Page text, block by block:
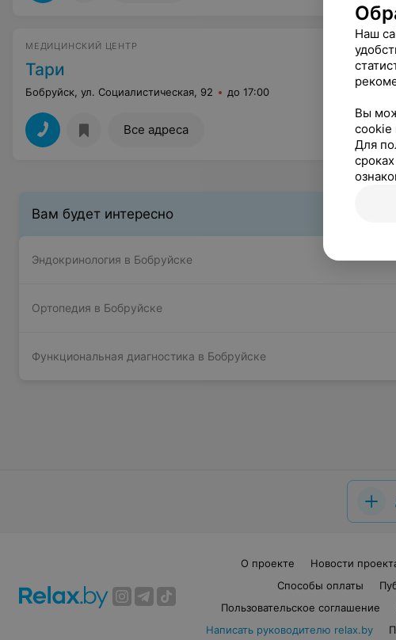
МЕДИЦИНСКИЙ ЦЕНТР
Тари
Бобруйск, ул. Социалистическая, 92 до 17:00
Все адреса
Вам будет интересно
Эндокринология в Бобруйске
Ортопедия в Бобруйске
Функциональная диагностика в Бобруйске
О проекте Новости
Способы оплаты
Пользовательское соглашение
Написать руководителю relax.by
Наш
Вы
cookie
Для